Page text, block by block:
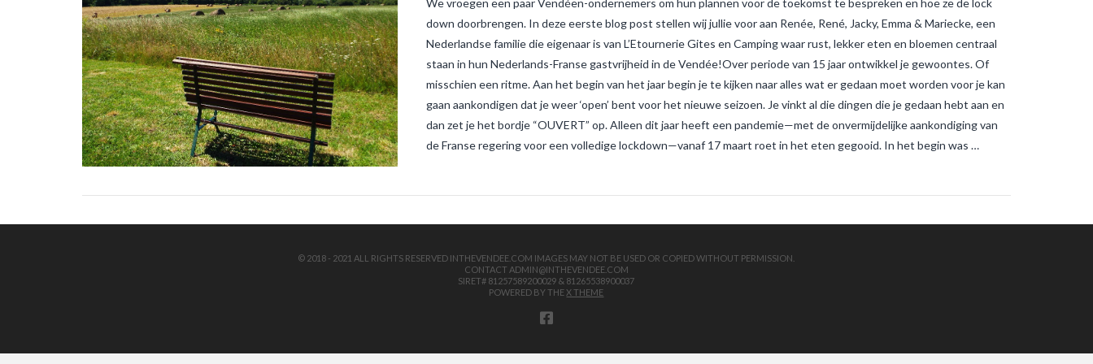
muggenbeten en
tijgermuggenbeten?
strategieën zijn er gepland om
tijgermuggen uit te roeien?
in-frankrijk wonen-vendee
We vroegen een paar Vendéen-ondernemers om hun plannen voor de toekomst te bespreken en hoe ze de lock
down doorbrengen. In deze eerste blog post stellen wij jullie voor aan Renée, René, Jacky, Emma & Mariecke, een
Nederlandse familie die eigenaar is van L’Etournerie Gites en Camping waar rust, lekker eten en bloemen centraal
staan in hun Nederlands-Franse gastvrijheid in de Vendée!Over periode van 15 jaar ontwikkel je gewoontes. Of
misschien een ritme. Aan het begin van het jaar begin je te kijken naar alles wat er gedaan moet worden voor je kan
gaan aankondigen dat je weer ‘open’ bent voor het nieuwe seizoen. Je vinkt al die dingen die je gedaan hebt aan en
dan zet je het bordje “OUVERT” op. Alleen dit jaar heeft een pandemie—met de onvermijdelijke aankondiging van
de Franse regering voor een volledige lockdown—vanaf 17 maart roet in het eten gegooid. In het begin was …
© 2018 - 2021 ALL RIGHTS RESERVED INTHEVENDEE.COM IMAGES MAY NOT BE USED OR COPIED WITHOUT PERMISSION.
CONTACT ADMIN@INTHEVENDEE.COM
SIRET# 81257589200029 & 81265538900037
POWERED BY THEX THEME